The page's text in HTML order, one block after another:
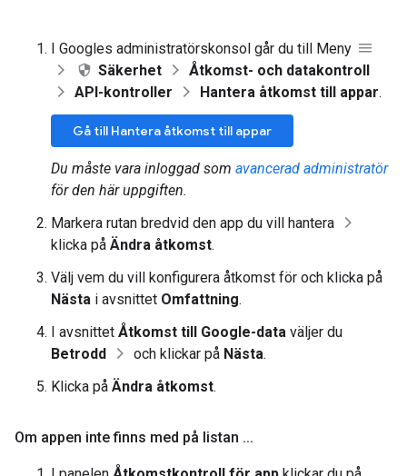
I Googles administratörskonsol går du till Meny
Säkerhet
Åtkomst- och datakontroll
API-kontroller
Hantera åtkomst till appar.
Gå till Hantera åtkomst till appar
Du måste vara inloggad som avancerad administratör
för den här uppgiften.
Markera rutan bredvid den app du vill hantera
klicka på Ändra åtkomst.
Välj vem du vill konfigurera åtkomst för och klicka på
Nästa i avsnittet Omfattning.
I avsnittet Åtkomst till Google-data väljer du
Betrodd
och klickar på Nästa.
Klicka på Ändra åtkomst.
Om appen inte finns med på listan ...